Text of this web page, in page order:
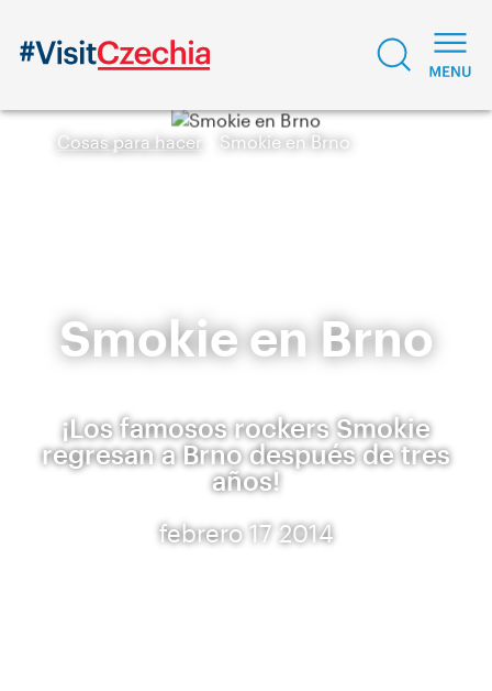
Cosas para hacer Smokie en Brno
Smokie en Brno
¡Los famosos rockers Smokie
regresan a Brno después de tres
años!
febrero 17 2014